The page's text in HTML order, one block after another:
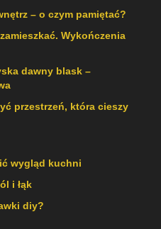
– o czym pamiętać?
Wykończenia
dawny blask –
przestrzeń, która cieszy
wygląd kuchni
i łąk
diy?